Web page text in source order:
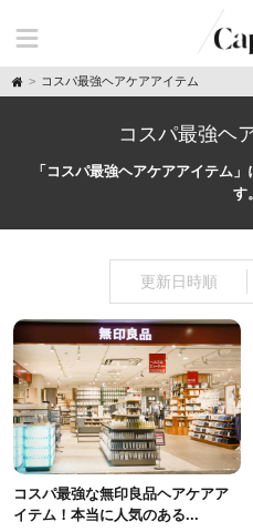
H
o
コスパ最強ヘアケアアイテム
コスパ最強ヘ
「コスパ最強ヘアケアアイテム
す。
更新日時順
コスパ最強な無印良品ヘアケアア
イテム！本当に人気のある...